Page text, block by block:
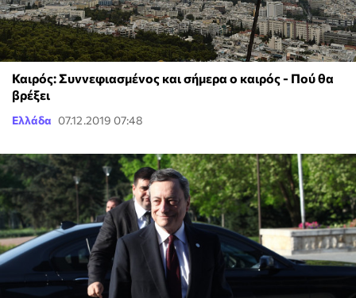
Καιρός: Συννεφιασμένος και σήμερα ο καιρός - Πού θα
βρέξει
Ελλάδα 07.12.2019 07:48